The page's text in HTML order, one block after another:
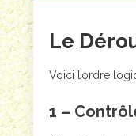
Le
Voici l’ordre
1 –